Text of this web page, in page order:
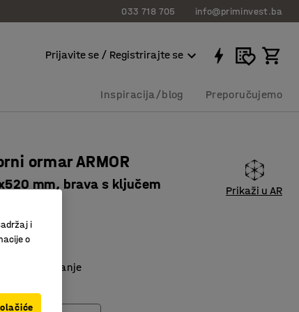
033 718 705 info@priminvest.ba
Prijavite se / Registrirajte se
Inspiracija/blog Preporučujemo
ormar ARMOR
mm, brava s ključem Prikaži u AR
izolacija
svojstva
za spremanje
i
o